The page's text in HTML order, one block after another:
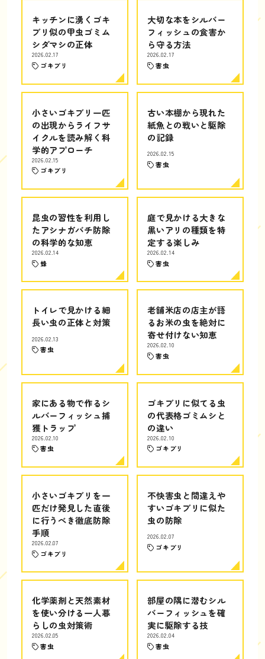
キッチンに湧くゴキ
ブリ似の甲虫ゴミム
シダマシの正体
2026.02.17
ゴキブリ
大切な本をシルバー
フィッシュの食害か
ら守る方法
2026.02.17
害虫
小さいゴキブリ一匹
の出現からライフサ
イクルを読み解く科
学的アプローチ
2026.02.15
ゴキブリ
古い本棚から現れた
紙魚との戦いと駆除
の記録
2026.02.15
害虫
昆虫の習性を利用し
たアシナガバチ防除
の科学的な知恵
2026.02.14
蜂
庭で見かける大きな
黒いアリの種類を特
定する楽しみ
2026.02.14
害虫
トイレで見かける細
長い虫の正体と対策
2026.02.13
害虫
老舗米店の店主が語
るお米の虫を絶対に
寄せ付けない知恵
2026.02.10
害虫
家にある物で作るシ
ルバーフィッシュ捕
獲トラップ
2026.02.10
害虫
ゴキブリに似てる虫
の代表格ゴミムシと
の違い
2026.02.10
ゴキブリ
小さいゴキブリを一
匹だけ発見した直後
に行うべき徹底防除
手順
2026.02.07
ゴキブリ
不快害虫と間違えや
すいゴキブリに似た
虫の防除
2026.02.07
ゴキブリ
化学薬剤と天然素材
を使い分ける一人暮
らしの虫対策術
2026.02.05
害虫
部屋の隅に潜むシル
バーフィッシュを確
実に駆除する技
2026.02.04
害虫